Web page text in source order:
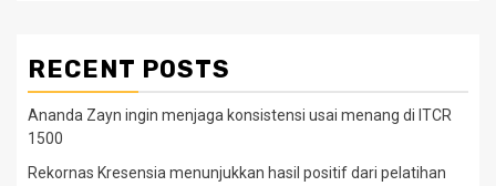
RECENT POSTS
Ananda Zayn ingin menjaga konsistensi usai menang di ITCR
1500
Rekornas Kresensia menunjukkan hasil positif dari pelatihan